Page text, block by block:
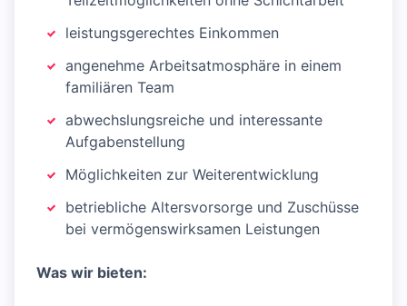
leistungsgerechtes Einkommen
angenehme Arbeitsatmosphäre in einem
familiären Team
abwechslungsreiche und interessante
Aufgabenstellung
Möglichkeiten zur Weiterentwicklung
betriebliche Altersvorsorge und Zuschüsse
bei vermögenswirksamen Leistungen
Was wir bieten: